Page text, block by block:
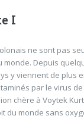
I
ne sont pas
monde. Depuis
y viennent de plus
par le virus
chère à Voytek
du monde sans